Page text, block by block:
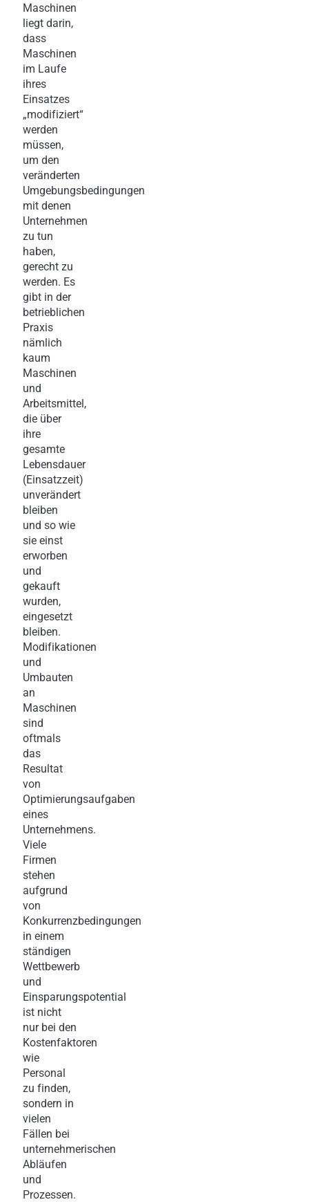
Maschinen
liegt darin,
dass
Maschinen
im Laufe
ihres
Einsatzes
„modifiziert“
werden
müssen,
um den
veränderten
Umgebungsbedingungen
mit denen
Unternehmen
zu tun
haben,
gerecht zu
werden. Es
gibt in der
betrieblichen
Praxis
nämlich
kaum
Maschinen
und
Arbeitsmittel,
die über
ihre
gesamte
Lebensdauer
(Einsatzzeit)
unverändert
bleiben
und so wie
sie einst
erworben
und
gekauft
wurden,
eingesetzt
bleiben.
Modifikationen
und
Umbauten
an
Maschinen
sind
oftmals
das
Resultat
von
Optimierungsaufgaben
eines
Unternehmens.
Viele
Firmen
stehen
aufgrund
von
Konkurrenzbedingungen
in einem
ständigen
Wettbewerb
und
Einsparungspotential
ist nicht
nur bei den
Kostenfaktoren
wie
Personal
zu finden,
sondern in
vielen
Fällen bei
unternehmerischen
Abläufen
und
Prozessen.